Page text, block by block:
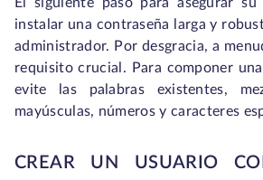
instalar una contraseña larga y
administrador. Por desgracia, a
requisito crucial. Para componer
evite las palabras existentes,
mayúsculas, números y caracteres
CREAR UN USUARIO